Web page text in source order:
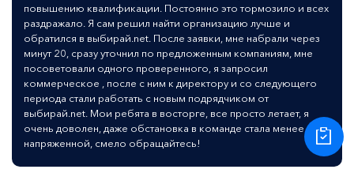
повышению квалификации. Постоянно это тормозило и всех
раздражало. Я сам решил найти организацию лучше и
обратился в выбирай.net. После заявки, мне набрали через
минут 20, сразу уточнил по предложенным компаниям, мне
посоветовали одного проверенного, я запросил
коммерческое , после с ним к директору и со следующего
периода стали работать с новым подрядчиком от
выбирай.net. Мои ребята в восторге, все просто летает, я
очень доволен, даже обстановка в команде стала менее
напряженной, смело обращайтесь!